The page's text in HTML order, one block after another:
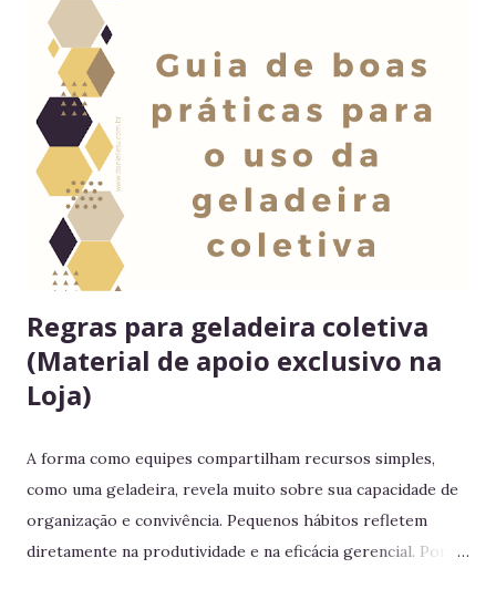
Regras para geladeira coletiva
(Material de apoio exclusivo na
Loja)
A forma como equipes compartilham recursos simples,
como uma geladeira, revela muito sobre sua capacidade de
organização e convivência. Pequenos hábitos refletem
diretamente na produtividade e na eficácia gerencial. Por